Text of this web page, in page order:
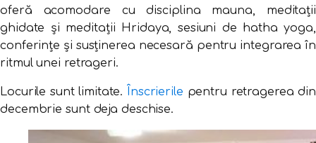
oferă acomodare cu disciplina mauna, meditații
ghidate și meditații Hridaya, sesiuni de hatha yoga,
conferințe și susținerea necesară pentru integrarea în
ritmul unei retrageri.
Locurile sunt limitate. Înscrierile pentru retragerea din
decembrie sunt deja deschise.